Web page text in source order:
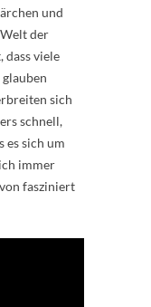
und
der
dass viele
sich
schnell,
es sich um
immer
fasziniert